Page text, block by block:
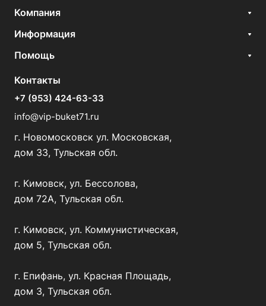
Компания
Информация
Помощь
Контакты
+7 (953) 424-63-33
info@vip-buket71.ru
г. Новомосковск ул. Московская,
дом 33, Тульская обл.
г. Кимовск, ул. Бессолова,
дом 72А, Тульская обл.
г. Кимовск, ул. Коммунистическая,
дом 5, Тульская обл.
г. Епифань, ул. Красная Площадь,
дом 3, Тульская обл.